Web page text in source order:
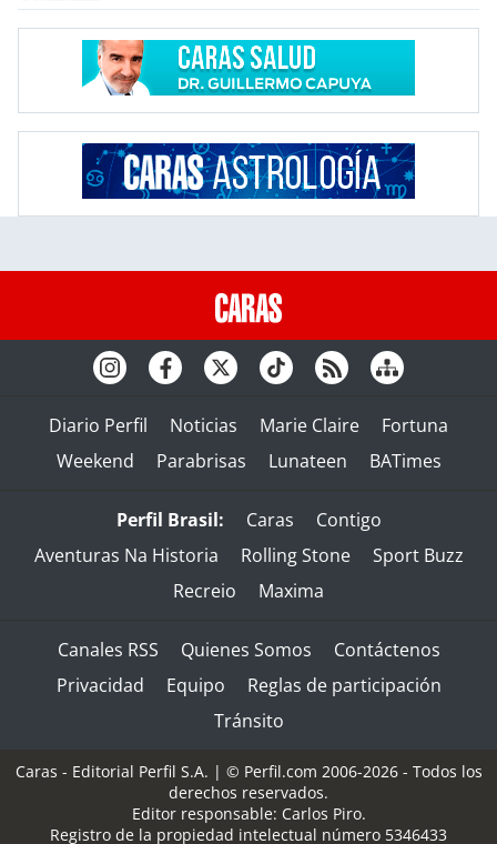
Diario Perfil Noticias Marie Claire
Fortuna
Weekend
Parabrisas Lunateen BATimes
Perfil Brasil: Caras
Contigo
Aventuras Na Historia
Rolling Stone
Sport Buzz
Recreio
Maxima
Canales RSS Quienes Somos
Contáctenos
Privacidad
Equipo
Reglas de participación
Tránsito
Caras - Editorial Perfil S.A. | © Perfil.com 2006-2026 - Todos los
derechos reservados.
Editor responsable: Carlos Piro.
Registro de la propiedad intelectual número 5346433